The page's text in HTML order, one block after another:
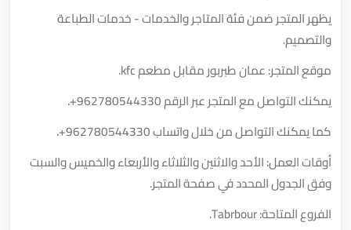
يظهر المتجر ضمن فئة المتاجر والخدمات - خدمات الطباعة
والتصميم.
موقع المتجر: عمان طبربور مقابل مطعم kfc.
يمكنك التواصل مع المتجر عبر الرقم+962780544330
.
كما يمكنك التواصل من خلال واتساب+962780544330
.
أوقات العمل: الأحد والاثنين والثلاثاء والأربعاء والخميس والسبت
وفق الجدول المحدد في صفحة المتجر.
الفروع المتاحة: Tabrbour.